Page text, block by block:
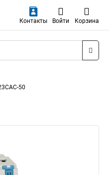
Контакты Войти Корзина
50